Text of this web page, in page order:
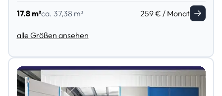
17.8 m²ca. 37,38 m³ 259 € / Monat
alle Größen ansehen